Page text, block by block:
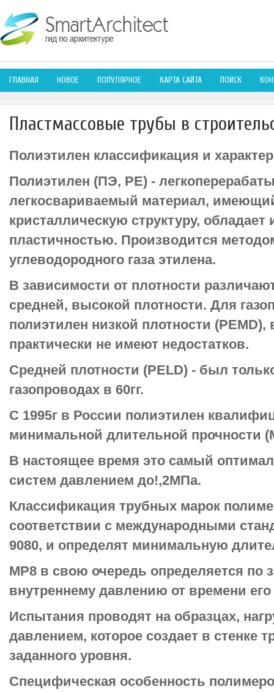
ГЛАВНАЯ НОВОЕ ПОПУЛЯРНОЕ КАРТА САЙТА ПОИСК
Пластмассовые трубы в
Полиэтилен классификация и
Полиэтилен (ПЭ, РЕ) -
легкосвариваемый материал,
кристаллическую структуру,
пластичностью. Производится
углеводородного газа этилена.
В зависимости от плотности
средней, высокой плотности. Для
полиэтилен низкой плотности
практически не имеют недостатков.
Средней плотности (РЕLD) - был
газопроводах в 60гг.
С 1995г в России полиэтилен
минимальной длительной прочности
В настоящее время это самый
систем давлением до!,2МПа.
Классификация трубных марок
соответствии с международными
9080, и определят минимальную
МР8 в свою очередь определяется по
внутреннему давлению от времени
Испытания проводят на образцах,
давлением, которое создает в стенке
заданного уровня.
Специфическая особенность